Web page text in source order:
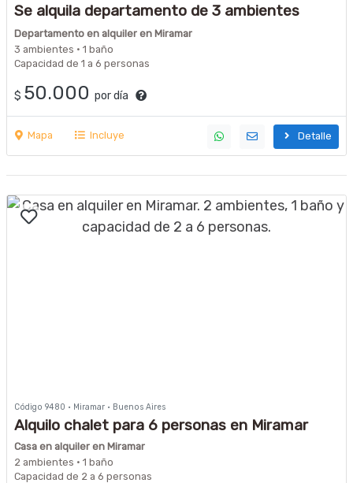
Se alquila departamento de 3 ambientes
sobre la peatonal de Miramar para la
temporada!!!
Departamento en alquiler en Miramar
3 ambientes · 1 baño
Capacidad de 1 a 6 personas
$ 50.000 por día
Mapa Incluye Detalle
Código 9480 · Miramar · Buenos Aires
Alquilo chalet para 6 personas en Miramar
Casa en alquiler en Miramar
2 ambientes · 1 baño
Capacidad de 2 a 6 personas